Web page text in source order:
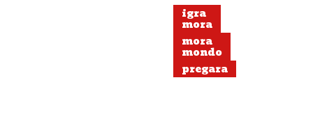
igra
mora
mora
mondo
pregara